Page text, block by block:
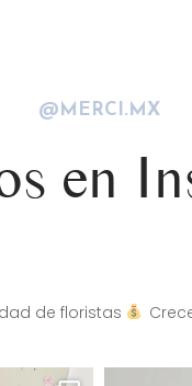
@MERCI.MX
en
de floristas